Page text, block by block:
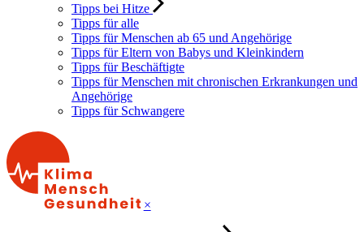
Tipps bei Hitze
Tipps für alle
Tipps für Menschen ab 65 und Angehörige
Tipps für Eltern von Babys und Kleinkindern
Tipps für Beschäftigte
Tipps für Menschen mit chronischen Erkrankungen und
Angehörige
Tipps für Schwangere
×